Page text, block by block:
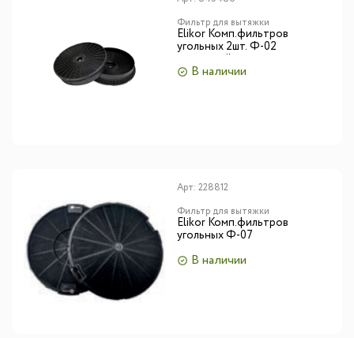
Фильтр для вытяжки
Elikor Комп.фильтров
угольных 2шт. Ф-02
кассетный
В наличии
Арт: 228812
Фильтр для вытяжки
Elikor Комп.фильтров
угольных Ф-07
В наличии